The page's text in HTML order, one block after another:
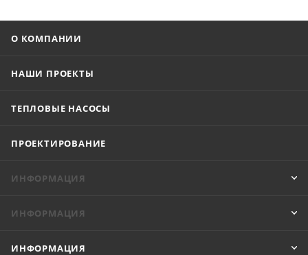
О КОМПАНИИ
НАШИ ПРОЕКТЫ
ТЕПЛОВЫЕ НАСОСЫ
ПРОЕКТИРОВАНИЕ
ИНФОРМАЦИЯ
ИНФОРМАЦИЯ
ИНФОРМАЦИЯ